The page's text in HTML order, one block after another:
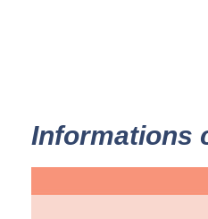
Informations